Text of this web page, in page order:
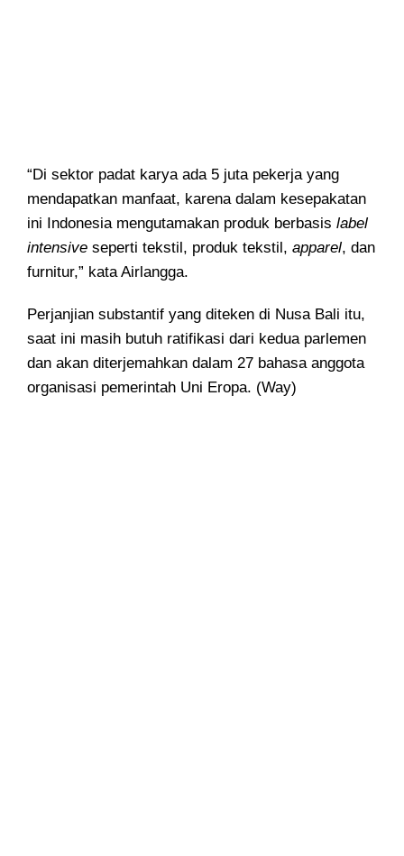
“Di sektor padat karya ada 5 juta pekerja yang
mendapatkan manfaat, karena dalam kesepakatan
ini Indonesia mengutamakan produk berbasis label
intensive seperti tekstil, produk tekstil, apparel, dan
furnitur,” kata Airlangga.
Perjanjian substantif yang diteken di Nusa Bali itu,
saat ini masih butuh ratifikasi dari kedua parlemen
dan akan diterjemahkan dalam 27 bahasa anggota
organisasi pemerintah Uni Eropa. (Way)